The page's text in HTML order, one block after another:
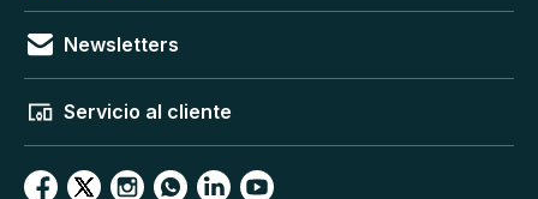
Newsletters
Servicio al cliente